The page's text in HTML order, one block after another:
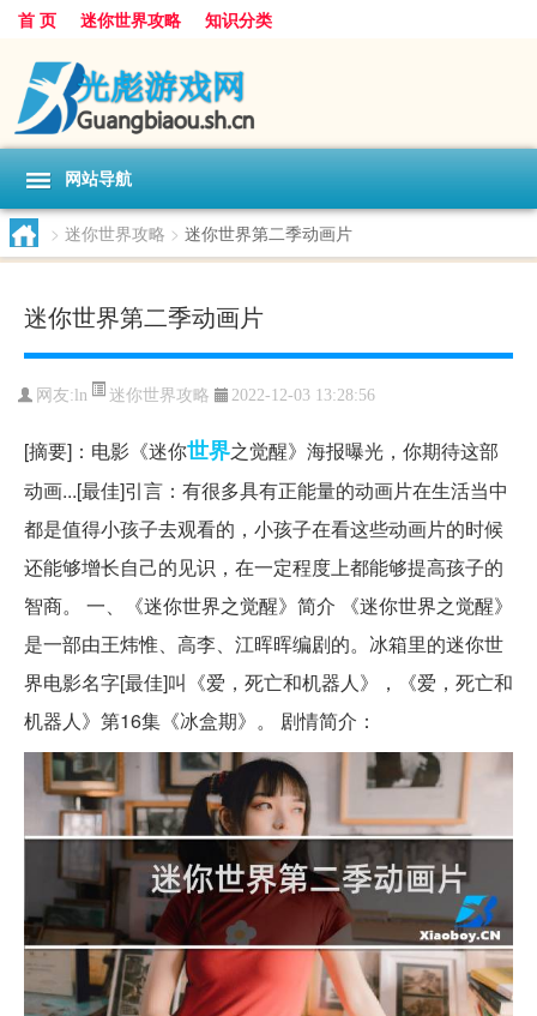
首 页 迷你世界攻略 知识分类
网站导航
> 迷你世界攻略 > 迷你世界第二季动画片
迷你世界第二季动画片
网友: ln 迷你世界攻略 2022-12-03 13:28:56
[摘要]：电影《迷你世界之觉醒》海报曝光，你期待这部
动画...[最佳]引言：有很多具有正能量的动画片在生活当中
都是值得小孩子去观看的，小孩子在看这些动画片的时候
还能够增长自己的见识，在一定程度上都能够提高孩子的
智商。 一、《迷你世界之觉醒》简介 《迷你世界之觉醒》
是一部由王炜惟、高李、江晖晖编剧的。冰箱里的迷你世
界电影名字[最佳]叫《爱，死亡和机器人》，《爱，死亡和
机器人》第16集《冰盒期》。 剧情简介：